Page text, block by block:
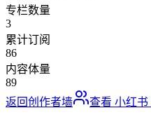
专栏数量
3
累计订阅
86
内容体量
89
返回创作者墙
查看 小红书